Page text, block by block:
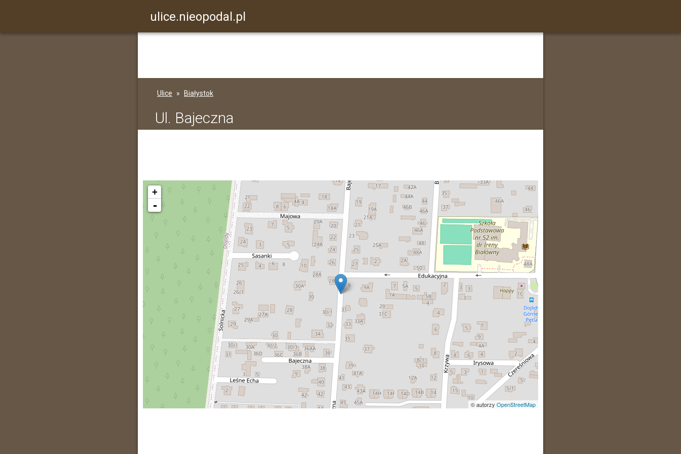
ulice.nieopodal.pl
Ulice Białystok
Ul. Bajeczna
+
-
© autorzy OpenStreetMap